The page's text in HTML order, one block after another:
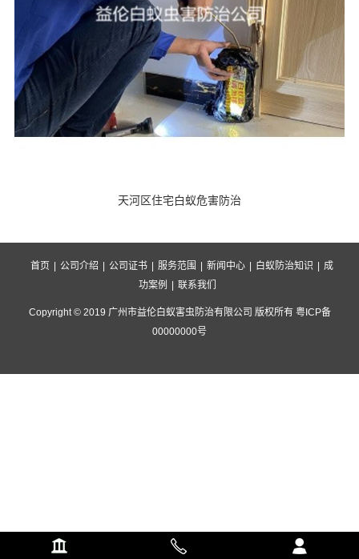
天河区住宅白蚁危害防治
首页 公司介绍 公司证书 服务范围 新闻中心 白蚁防治知识
成
功案例
联系我们
Copyright © 2019 广州市益伦白蚁害虫防治有限公司 版权所有 粤ICP备
00000000号